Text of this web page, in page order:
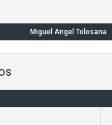
Miguel Angel Tolosana